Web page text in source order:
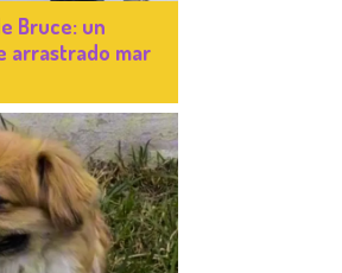
Bruce: un
arrastrado mar